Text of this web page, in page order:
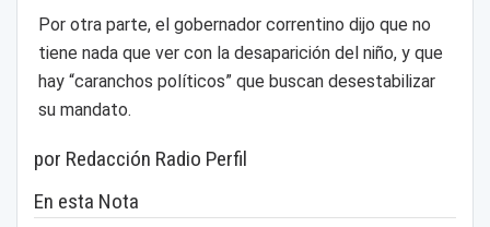
Por otra parte, el gobernador correntino dijo que no
tiene nada que ver con la desaparición del niño, y que
hay “caranchos políticos” que buscan desestabilizar
su mandato.
por Redacción Radio Perfil
En esta Nota